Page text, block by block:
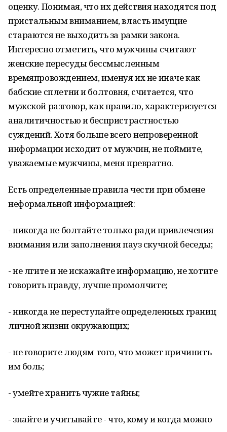
оценку. Понимая, что их действия находятся под
пристальным вниманием, власть имущие
стараются не выходить за рамки закона.
Интересно отметить, что мужчины считают
женские пересуды бессмысленным
времяпровождением, именуя их не иначе как
бабские сплетни и болтовня, считается, что
мужской разговор, как правило, характеризуется
аналитичностью и беспристрастностью
суждений. Хотя больше всего непроверенной
информации исходит от мужчин, не поймите,
уважаемые мужчины, меня превратно.
Есть определенные правила чести при обмене
неформальной информацией:
- никогда не болтайте только ради привлечения
внимания или заполнения пауз скучной беседы;
- не лгите и не искажайте информацию, не хотите
говорить правду, лучше промолчите;
- никогда не переступайте определенных границ
личной жизни окружающих;
- не говорите людям того, что может причинить
им боль;
- умейте хранить чужие тайны;
- знайте и учитывайте - что, кому и когда можно